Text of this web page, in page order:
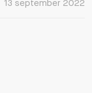
13 september 2022